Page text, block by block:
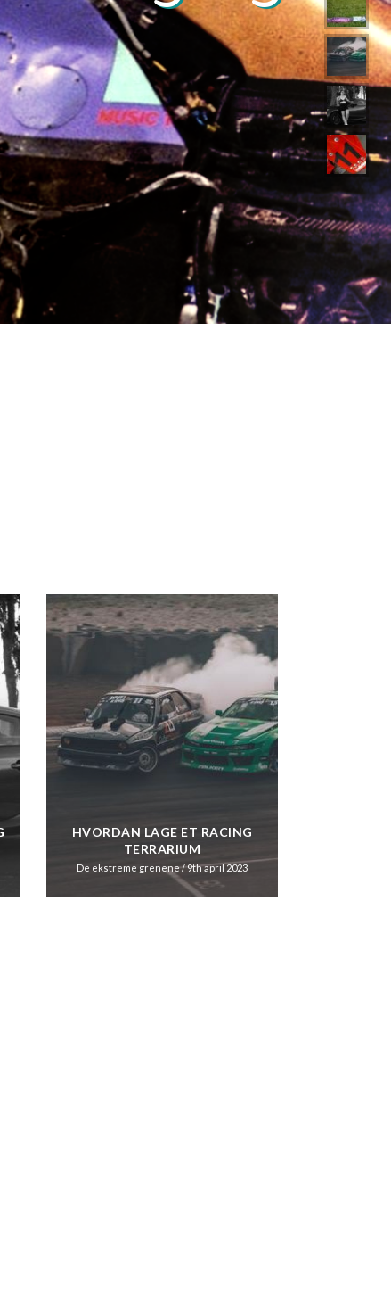
HVORDAN LAGE ET RACING
TERRARIUM
De ekstreme grenene/ 9th april 2023